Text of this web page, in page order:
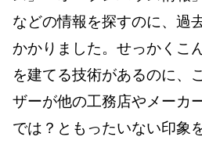
などの情報を探すのに、過
かかりました。せっかくこ
を建てる技術があるのに、
ザーが他の工務店やメーカ
では？ともったいない印象